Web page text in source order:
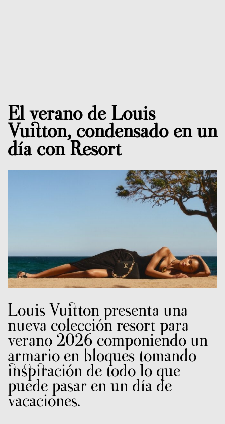
El verano de Louis
Vuitton, condensado en un
día con Resort
Louis Vuitton presenta una
nueva colección resort para
verano 2026 componiendo un
armario en bloques tomando
inspiración de todo lo que
puede pasar en un día de
vacaciones.